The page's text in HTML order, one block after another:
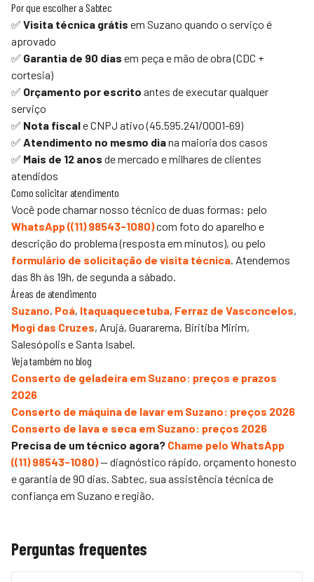
Por que escolher a Sabtec
✅ Visita técnica grátis em Suzano quando o serviço é
aprovado
✅ Garantia de 90 dias em peça e mão de obra (CDC +
cortesia)
✅ Orçamento por escrito antes de executar qualquer
serviço
✅ Nota fiscale CNPJ ativo (45.595.241/0001-69)
✅ Atendimento no mesmo diana maioria dos casos
✅ Mais de 12 anos de mercado e milhares de clientes
atendidos
Como solicitar atendimento
Você pode chamar nosso técnico de duas formas: pelo
WhatsApp ((11) 98543-1080)com foto do aparelho e
descrição do problema (resposta em minutos), ou pelo
formulário de solicitação de visita técnica. Atendemos
das 8h às 19h, de segunda a sábado.
Áreas de atendimento
Suzano, Poá, Itaquaquecetuba, Ferraz de Vasconcelos,
Mogi das Cruzes, Arujá, Guararema, Biritiba Mirim,
Salesópolis e Santa Isabel.
Veja também no blog
Conserto de geladeira em Suzano: preços e prazos
2026
Conserto de máquina de lavar em Suzano: preços 2026
Conserto de lava e seca em Suzano: preços 2026
Precisa de um técnico agora? Chame pelo WhatsApp
((11) 98543-1080)— diagnóstico rápido, orçamento honesto
e garantia de 90 dias. Sabtec, sua assistência técnica de
confiança em Suzano e região.
Perguntas frequentes